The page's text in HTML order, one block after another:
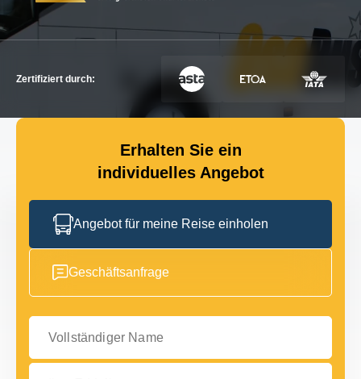
KONTAKTIEREN SIE UNS
Zertifiziert durch:
Erhalten Sie ein
individuelles Angebot
Angebot für meine Reise einholen
Geschäftsanfrage
Vollständiger Name
Ihre E-Mail